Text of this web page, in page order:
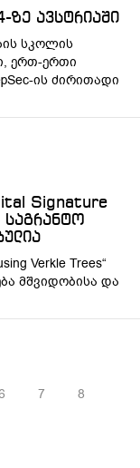
ზე ავსტრიაში
სკოლის
ერთ-ერთი
ის ძირითადი
Signature
საგრანტო
Verkle Trees“
მშვიდობისა და
7 8